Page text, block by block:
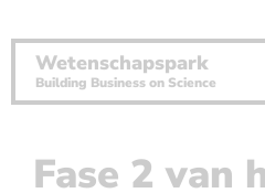
Wetenschapspark
Building Business on Science
Fase 2 van